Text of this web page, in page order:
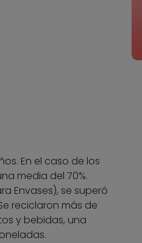
En el caso de los
media del 70%.
Envases), se superó
reciclaron más de
y bebidas, una